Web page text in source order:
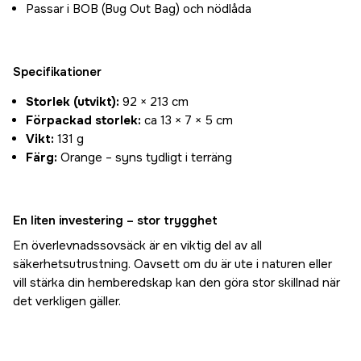
Passar i BOB (Bug Out Bag) och nödlåda
Specifikationer
Storlek (utvikt): 92 × 213 cm
Förpackad storlek: ca 13 × 7 × 5 cm
Vikt: 131 g
Färg: Orange – syns tydligt i terräng
En liten investering – stor trygghet
En överlevnadssovsäck är en viktig del av all
säkerhetsutrustning. Oavsett om du är ute i naturen eller
vill stärka din hemberedskap kan den göra stor skillnad när
det verkligen gäller.